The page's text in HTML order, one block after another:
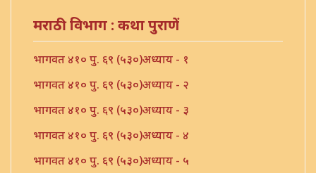
मराठी विभाग : कथा पुराणें
भागवत ४१० पु. ६९ (५३०)अध्याय - १
भागवत ४१० पु. ६९ (५३०)अध्याय - २
भागवत ४१० पु. ६९ (५३०)अध्याय - ३
भागवत ४१० पु. ६९ (५३०)अध्याय - ४
भागवत ४१० पु. ६९ (५३०)अध्याय - ५